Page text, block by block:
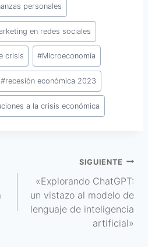
personales
en redes sociales
crisis #Microeconomía
#recesión económica 2023
a la crisis económica
SIGUIENTE
«Explorando ChatGPT:
un vistazo al modelo de
lenguaje de inteligencia
artificial»